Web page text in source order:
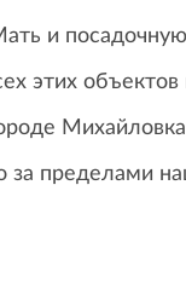
и
этих объектов
пределами